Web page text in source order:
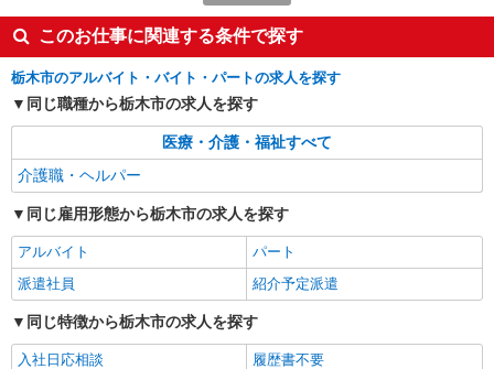
株式会社kotrio /●UT-H-1816022
[ 綺麗 ]高級シニアマンションで生活ケア/見守
りなど/栃木市
時給1500円〜2125円 ＜日払い有/週払い有/交
通費全支給(ガソリン代含む)＞
栃木市//栃木駅の近く
キープ
派遣社員
株式会社kotrio /●UT-H-1876034
【栃木市】介護初心者集まれ！居心地のよいデ
イサービス
時給1500円〜2125円 ＜日払い有/週払い有/交
通費全支給(ガソリン代含む)＞
このお仕事に関連する条件で探す
栃木市のアルバイト・バイト・パートの求人を探す
同じ職種から栃木市の求人を探す
医療・介護・福祉すべて
介護職・ヘルパー
同じ雇用形態から栃木市の求人を探す
アルバイト
パート
派遣社員
紹介予定派遣
同じ特徴から栃木市の求人を探す
入社日応相談
履歴書不要